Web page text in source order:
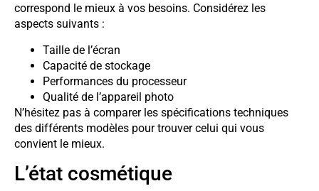
correspond le mieux à vos besoins. Considérez les
aspects suivants :
Taille de l’écran
Capacité de stockage
Performances du processeur
Qualité de l’appareil photo
N’hésitez pas à comparer les spécifications techniques
des différents modèles pour trouver celui qui vous
convient le mieux.
L’état cosmétique